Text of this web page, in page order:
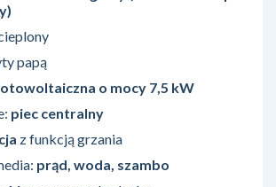
papą
o mocy 7,5 kW
piec centralny
z funkcją grzania
prąd, woda, szambo